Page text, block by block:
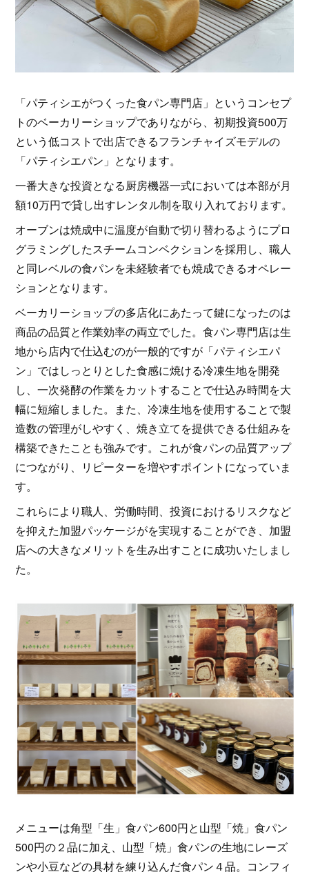
「パティシエがつくった食パン専門店」というコンセプ
トのベーカリーショップでありながら、初期投資500万
という低コストで出店できるフランチャイズモデルの
「パティシエパン」となります。
一番大きな投資となる厨房機器一式においては本部が月
額10万円で貸し出すレンタル制を取り入れております。
オーブンは焼成中に温度が自動で切り替わるようにプロ
グラミングしたスチームコンベクションを採用し、職人
と同レベルの食パンを未経験者でも焼成できるオペレー
ションとなります。
ベーカリーショップの多店化にあたって鍵になったのは
商品の品質と作業効率の両立でした。食パン専門店は生
地から店内で仕込むのが一般的ですが「パティシエパ
ン」ではしっとりとした食感に焼ける冷凍生地を開発
し、一次発酵の作業をカットすることで仕込み時間を大
幅に短縮しました。また、冷凍生地を使用することで製
造数の管理がしやすく、焼き立てを提供できる仕組みを
構築できたことも強みです。これが食パンの品質アップ
につながり、リピーターを増やすポイントになっていま
す。
これらにより職人、労働時間、投資におけるリスクなど
を抑えた加盟パッケージがを実現することができ、加盟
店への大きなメリットを生み出すことに成功いたしまし
た。
メニューは角型「生」食パン600円と山型「焼」食パン
500円の２品に加え、山型「焼」食パンの生地にレーズ
ンや小豆などの具材を練り込んだ食パン４品。コンフィ